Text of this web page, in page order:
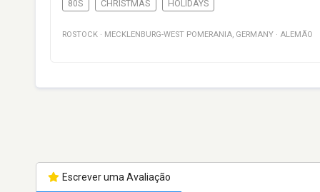
80S CHRISTMAS HOLIDAYS
ROSTOCK · MECKLENBURG-WEST POMERANIA, GERMANY · ALEMÃO
Escrever uma Avaliação